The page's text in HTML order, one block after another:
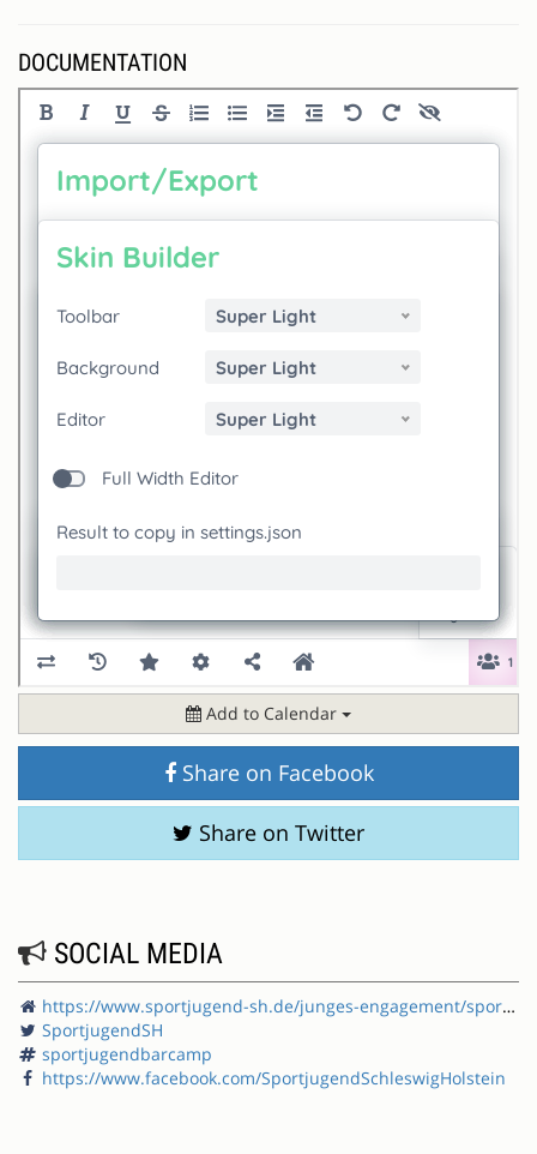
DOCUMENTATION
Add to Calendar
Share on Facebook
Share on Twitter
SOCIAL MEDIA
https://www.sportjugend-sh.de/junges-engagement/sportjugendbarcamp/
SportjugendSH
sportjugendbarcamp
https://www.facebook.com/SportjugendSchleswigHolstein